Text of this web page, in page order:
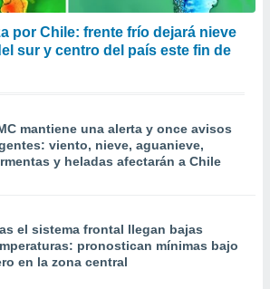
por Chile: frente frío dejará nieve
sur y centro del país este fin de
mantiene una alerta y once avisos
viento, nieve, aguanieve,
y heladas afectarán a Chile
el sistema frontal llegan bajas
pronostican mínimas bajo
en la zona central